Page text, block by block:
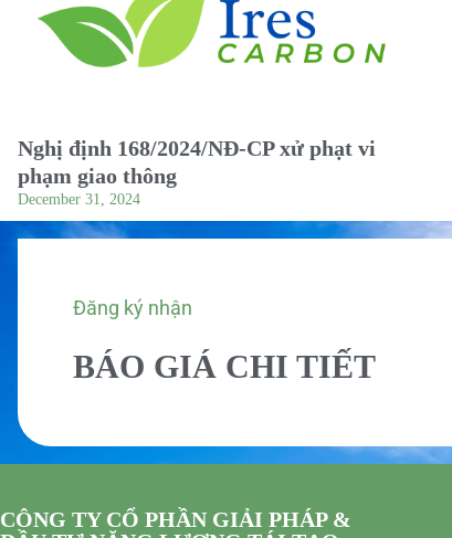
Nghị định 168/2024/NĐ-CP xử phạt vi
phạm giao thông
December 31, 2024
Đăng ký nhận
BÁO GIÁ CHI TIẾT
CÔNG TY CỔ PHẦN GIẢI PHÁP &